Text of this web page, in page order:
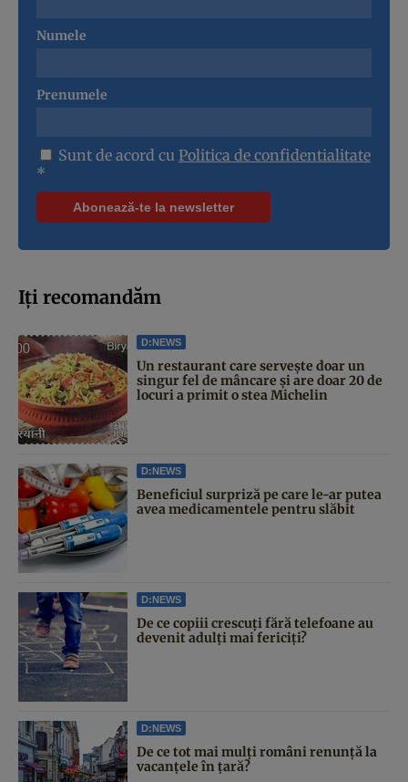
Numele
Prenumele
Sunt de acord cu Politica de confidentialitate
*
Iți recomandăm
D:NEWS
Un restaurant care servește doar un
singur fel de mâncare și are doar 20 de
locuri a primit o stea Michelin
D:NEWS
Beneficiul surpriză pe care le-ar putea
avea medicamentele pentru slăbit
D:NEWS
De ce copiii crescuți fără telefoane au
devenit adulți mai fericiți?
D:NEWS
De ce tot mai mulți români renunță la
vacanțele în țară?